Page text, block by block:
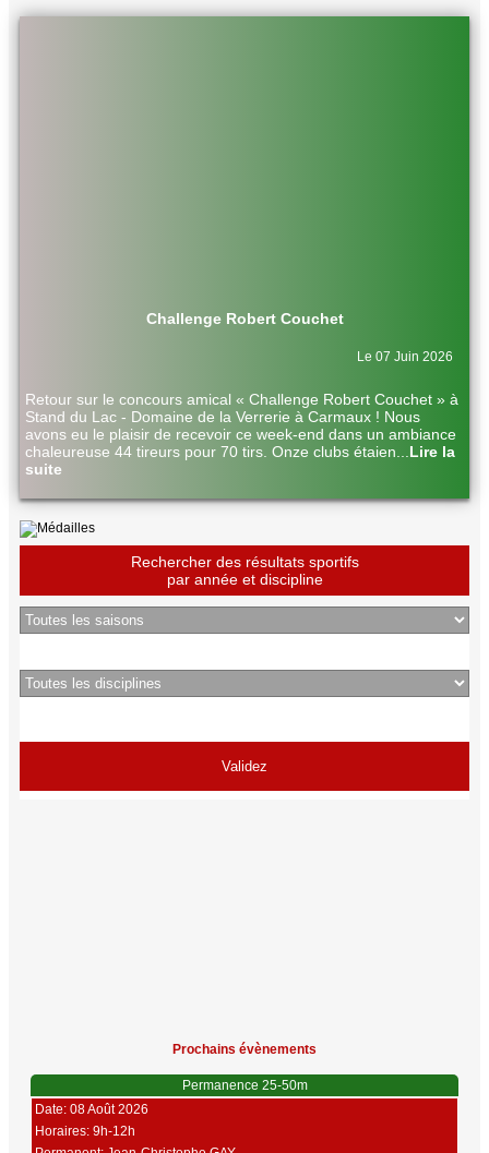
Challenge Robert Couchet
Le 07 Juin 2026
Retour sur le concours amical « Challenge Robert Couchet » à
Stand du Lac - Domaine de la Verrerie à Carmaux ! Nous
avons eu le plaisir de recevoir ce week-end dans un ambiance
chaleureuse 44 tireurs pour 70 tirs. Onze clubs étaien
Lire la
suite
Rechercher des résultats sportifs
par année et discipline
Prochains évènements
Permanence 25-50m
Date: 08 Août 2026
Horaires: 9h-12h